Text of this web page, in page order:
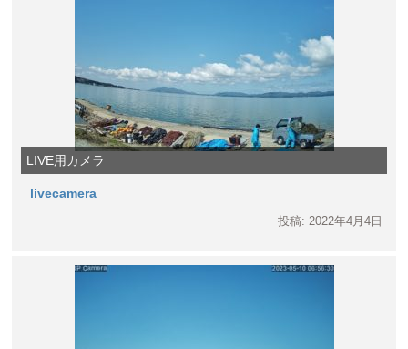
LIVE用カメラ
livecamera
投稿: 2022年4月4日